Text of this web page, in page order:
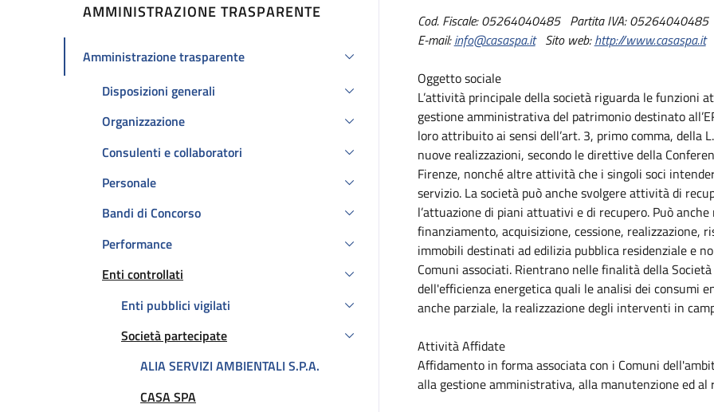
AMMINISTRAZIONE TRASPARENTE
Amministrazione trasparente
Attivo
Disposizioni generali
Organizzazione
Consulenti e collaboratori
Personale
Bandi di Concorso
Performance
Enti controllati
Attivo
Enti pubblici vigilati
Società partecipate
Attivo
ALIA SERVIZI AMBIENTALI S.P.A.
CASA SPA
Descrizione
Cod. Fiscale:05264040485 Partita IVA:05264040485
E-mail:info@casaspa.it Sito web:http://www.casaspa.it
Oggetto sociale
L’attività principale della società riguarda le funzioni
gestione amministrativa del patrimonio destinato
loro attribuito ai sensi dell’art. 3, primo comma, della
nuove realizzazioni, secondo le direttive della
Firenze, nonché altre attività che i singoli soci
servizio. La società può anche svolgere attività di
l’attuazione di piani attuativi e di recupero. Può
finanziamento, acquisizione, cessione,
immobili destinati ad edilizia pubblica residenziale e
Comuni associati. Rientrano nelle finalità della
dell'efficienza energetica quali le analisi dei consumi
anche parziale, la realizzazione degli interventi in
Attività Affidate
Affidamento in forma associata con i Comuni
alla gestione amministrativa, alla manutenzione ed al